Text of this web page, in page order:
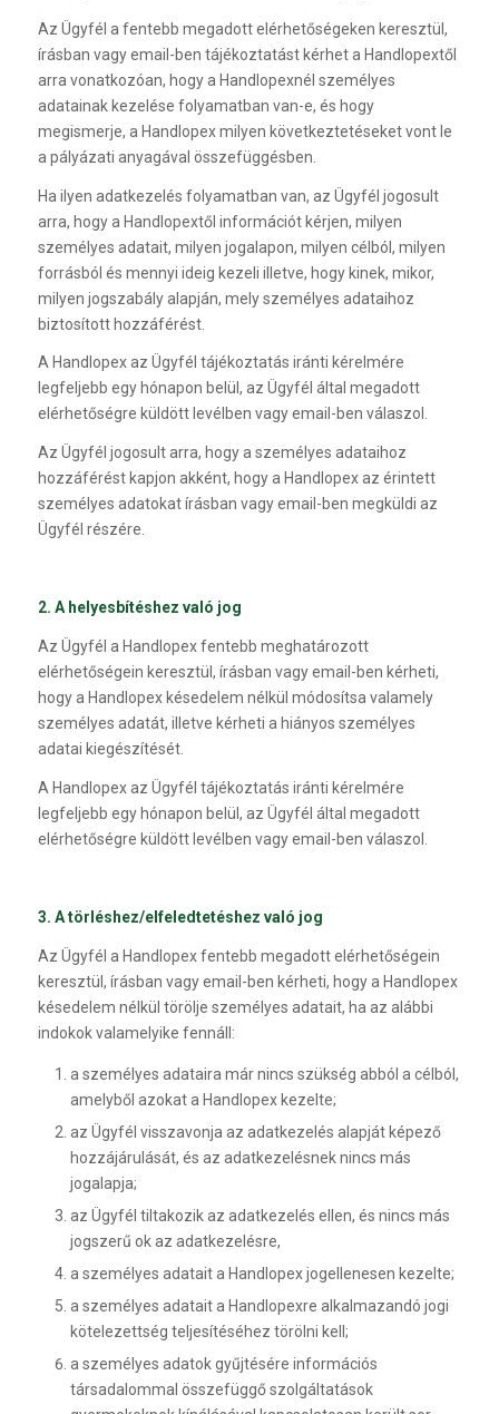
Az Ügyfél a fentebb megadott elérhetőségeken keresztül,
írásban vagy email-ben tájékoztatást kérhet a Handlopextől
arra vonatkozóan, hogy a Handlopexnél személyes
adatainak kezelése folyamatban van-e, és hogy
megismerje, a Handlopex milyen következtetéseket vont le
a pályázati anyagával összefüggésben.
Ha ilyen adatkezelés folyamatban van, az Ügyfél jogosult
arra, hogy a Handlopextől információt kérjen, milyen
személyes adatait, milyen jogalapon, milyen célból, milyen
forrásból és mennyi ideig kezeli illetve, hogy kinek, mikor,
milyen jogszabály alapján, mely személyes adataihoz
biztosított hozzáférést.
A Handlopex az Ügyfél tájékoztatás iránti kérelmére
legfeljebb egy hónapon belül, az Ügyfél által megadott
elérhetőségre küldött levélben vagy email-ben válaszol.
Az Ügyfél jogosult arra, hogy a személyes adataihoz
hozzáférést kapjon akként, hogy a Handlopex az érintett
személyes adatokat írásban vagy email-ben megküldi az
Ügyfél részére.
2. A helyesbítéshez való jog
Az Ügyfél a Handlopex fentebb meghatározott
elérhetőségein keresztül, írásban vagy email-ben kérheti,
hogy a Handlopex késedelem nélkül módosítsa valamely
személyes adatát, illetve kérheti a hiányos személyes
adatai kiegészítését.
A Handlopex az Ügyfél tájékoztatás iránti kérelmére
legfeljebb egy hónapon belül, az Ügyfél által megadott
elérhetőségre küldött levélben vagy email-ben válaszol.
3. A törléshez/elfeledtetéshez való jog
Az Ügyfél a Handlopex fentebb megadott elérhetőségein
keresztül, írásban vagy email-ben kérheti, hogy a Handlopex
késedelem nélkül törölje személyes adatait, ha az alábbi
indokok valamelyike fennáll:
a személyes adataira már nincs szükség abból a célból,
amelyből azokat a Handlopex kezelte;
az Ügyfél visszavonja az adatkezelés alapját képező
hozzájárulását, és az adatkezelésnek nincs más
jogalapja;
az Ügyfél tiltakozik az adatkezelés ellen, és nincs más
jogszerű ok az adatkezelésre,
a személyes adatait a Handlopex jogellenesen kezelte;
a személyes adatait a Handlopexre alkalmazandó jogi
kötelezettség teljesítéséhez törölni kell;
a személyes adatok gyűjtésére információs
társadalommal összefüggő szolgáltatások